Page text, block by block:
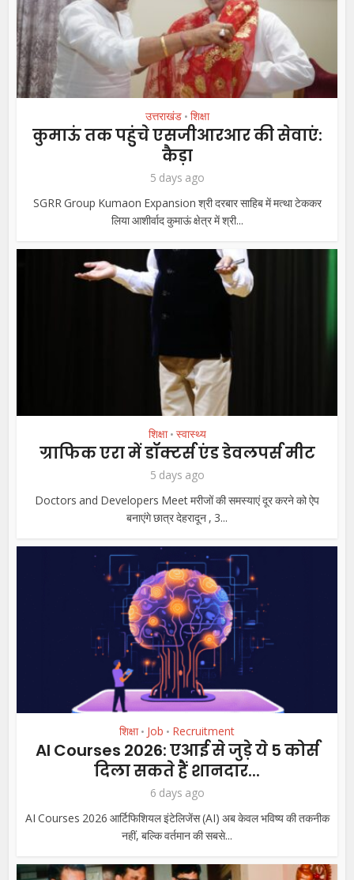
उत्तराखंड • शिक्षा
कुमाऊं तक पहुंचे एसजीआरआर की सेवाएं:
कैड़ा
5 days ago
SGRR Group Kumaon Expansion श्री दरबार साहिब में मत्था टेककर
लिया आशीर्वाद कुमाऊं क्षेत्र में श्री...
शिक्षा • स्वास्थ्य
ग्राफिक एरा में डॉक्टर्स एंड डेवलपर्स मीट
5 days ago
Doctors and Developers Meet मरीजों की समस्याएं दूर करने को ऐप
बनाएंगे छात्र देहरादून , 3...
शिक्षा • Job • Recruitment
AI Courses 2026: एआई से जुड़े ये 5 कोर्स
दिला सकते हैं शानदार...
6 days ago
AI Courses 2026 आर्टिफिशियल इंटेलिजेंस (AI) अब केवल भविष्य की तकनीक
नहीं, बल्कि वर्तमान की सबसे...